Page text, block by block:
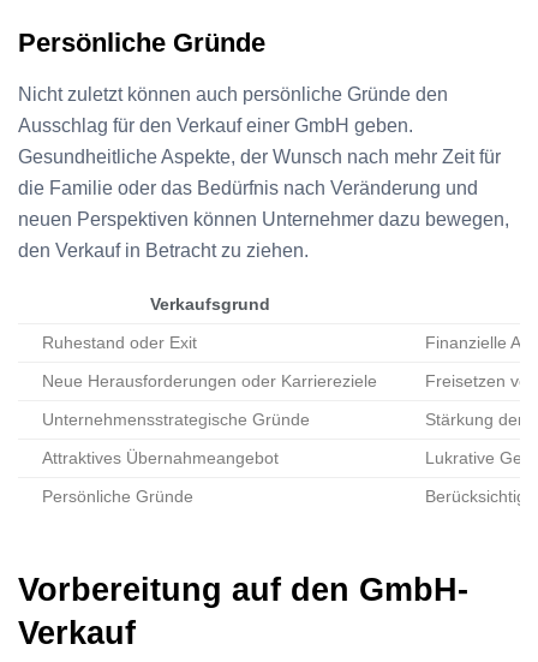
Persönliche Gründe
Nicht zuletzt können auch persönliche Gründe den
Ausschlag für den Verkauf einer GmbH geben.
Gesundheitliche Aspekte, der Wunsch nach mehr Zeit für
die Familie oder das Bedürfnis nach Veränderung und
neuen Perspektiven können Unternehmer dazu bewegen,
den Verkauf in Betracht zu ziehen.
Verkaufsgrund
Ruhestand oder Exit Finanzielle
Neue Herausforderungen oder Karriereziele Freisetzen
Unternehmensstrategische Gründe Stärkung der
Attraktives Übernahmeangebot Lukrative
Persönliche Gründe
Vorbereitung auf den GmbH-
Verkauf